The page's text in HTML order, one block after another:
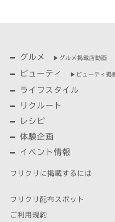
グルメ ▶︎グルメ掲載店動画
ビューティ ▶︎ビューティ掲
ライフスタイル
リクルート
レシピ
体験企画
イベント情報
フリクリに掲載するには
フリクリ配布スポット
ご利用規約